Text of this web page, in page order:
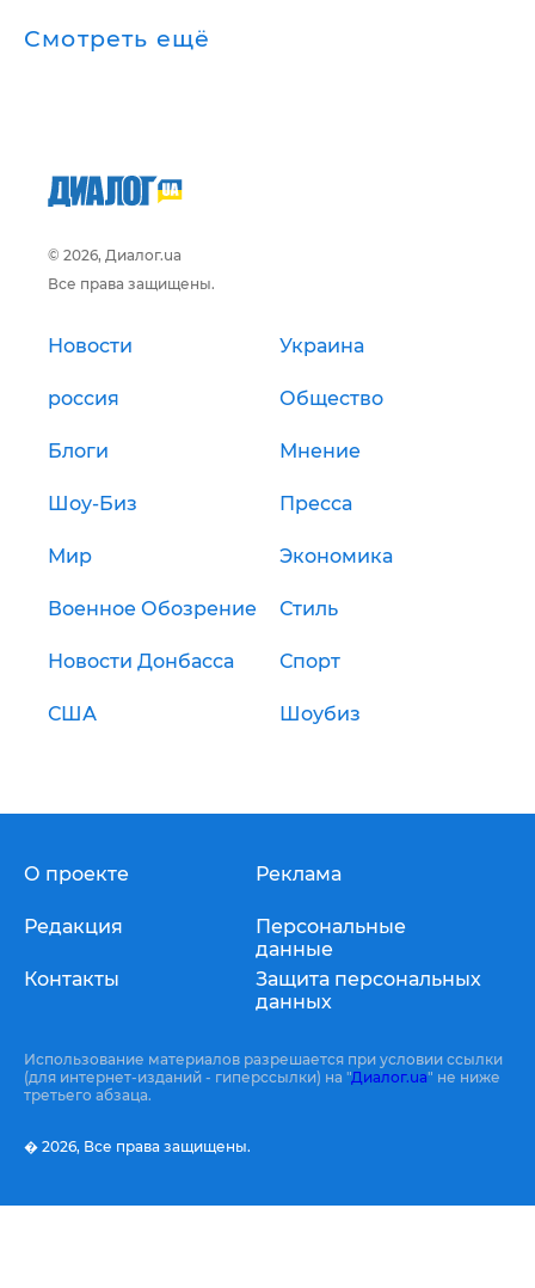
Смотреть ещё
© 2026, Диалог.ua
Все права защищены.
Новости Украина
россия Общество
Блоги Мнение
Шоу-Биз Пресса
Мир Экономика
Военное Обозрение Стиль
Новости Донбасса Спорт
США Шоубиз
О проекте
Редакция
Контакты
Реклама
Персональные
данные
Защита персональных
данных
Использование материалов разрешается при условии ссылки
(для интернет-изданий - гиперссылки) на "Диалог.ua" не ниже
третьего абзаца.
� 2026, Все права защищены.